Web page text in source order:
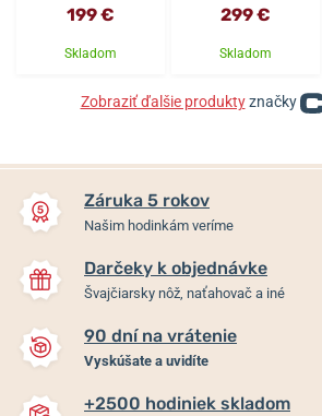
199 €
Skladom
299 €
Skladom
Zobraziť ďalšie produktyznačky
Záruka 5 rokov
Našim hodinkám veríme
Darčeky k objednávke
Švajčiarsky nôž, naťahovač a iné
90 dní na vrátenie
Vyskúšate a uvidíte
+2500 hodiniek skladom